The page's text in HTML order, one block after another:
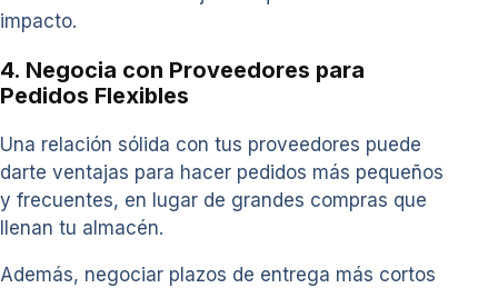
impacto.
4. Negocia con Proveedores para
Pedidos Flexibles
Una relación sólida con tus proveedores puede
darte ventajas para hacer pedidos más pequeños
y frecuentes, en lugar de grandes compras que
llenan tu almacén.
Además, negociar plazos de entrega más cortos